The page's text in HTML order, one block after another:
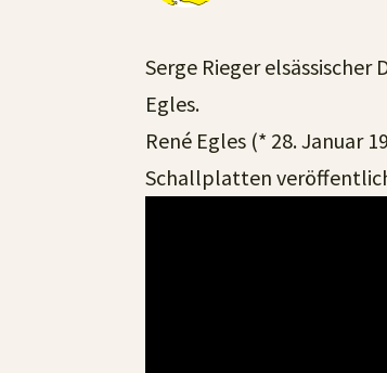
Serge Rieger elsässischer
Egles.
René Egles (* 28. Januar
Schallplatten